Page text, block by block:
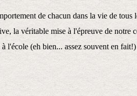
de chacun dans la vie de tous
la véritable mise à l'épreuve de notre
l'école (eh bien... assez souvent en